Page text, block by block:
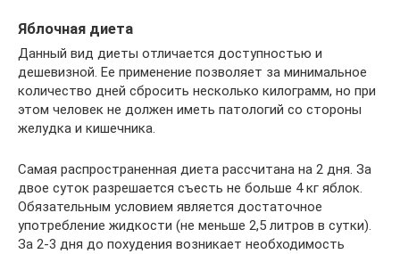
Яблочная диета
Данный вид диеты отличается доступностью и
дешевизной. Ее применение позволяет за минимальное
количество дней сбросить несколько килограмм, но при
этом человек не должен иметь патологий со стороны
желудка и кишечника.
Самая распространенная диета рассчитана на 2 дня. За
двое суток разрешается съесть не больше 4 кг яблок.
Обязательным условием является достаточное
употребление жидкости (не меньше 2,5 литров в сутки).
За 2-3 дня до похудения возникает необходимость